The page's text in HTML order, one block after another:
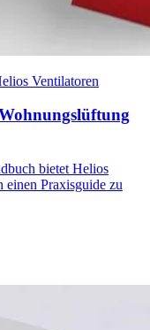
Ventilatoren
bietet Helios
einen Praxisguide zu